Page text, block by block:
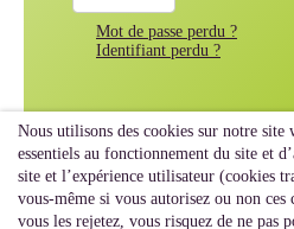
Mot de passe perdu ?
Identifiant perdu ?
Nous utilisons des cookies sur notre site
essentiels au fonctionnement du site et
site et l’expérience utilisateur (cookies
vous-même si vous autorisez ou non
vous les rejetez, vous risquez de ne pas